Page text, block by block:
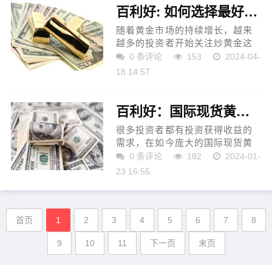
百利好: 如何选择最好的炒黄金平台？
随着黄金市场的持续增长，越来
越多的投资者开始关注炒黄金这
一投资方式。然而，在选择炒黄
金的平台时，很多投资者常常感
0 条评论 153
2024-04-
18 14:57
百利好：国际现货黄金开户都有哪些步骤？该注意什么？
很多投资者都有投资获得收益的
需求，在如今庞大的国际现货黄
金的市场中，肯定可以满足大家
在这方面的需求。因为国际现货
钱的机会也比较多，这是...
0 条评论 182
2024-01-
23 16:55
首页 1 2 3 4 5 6 7 8
9 10 11 下一页 末页